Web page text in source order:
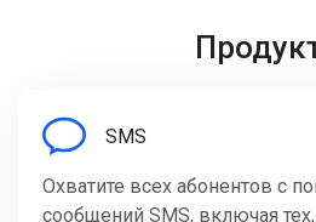
SMS
Охватите всех абонентов с
сообщений SMS, включая тех,